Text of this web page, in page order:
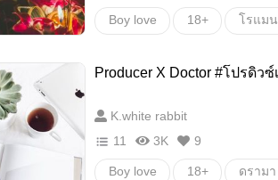
Boy love 18+ โรแม
Producer X Doctor #โปรดิว
K.white rabbit
11
3K 9
Boy love 18+ ดรามา